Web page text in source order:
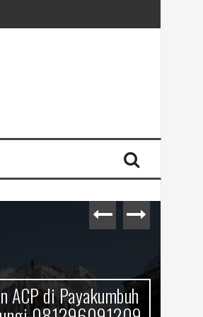
ACP di Payakumbuh